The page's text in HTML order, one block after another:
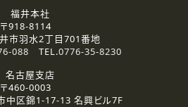
は、法令等の規定に従う場合を除き、
託
の評価基準を満たした委託先に、個
福井本社
〒918-8114
市羽水2丁目701番地
088 TEL.0776-35-8230
名古屋支店
〒460-0003
中区錦1-17-13 名興ビル7F